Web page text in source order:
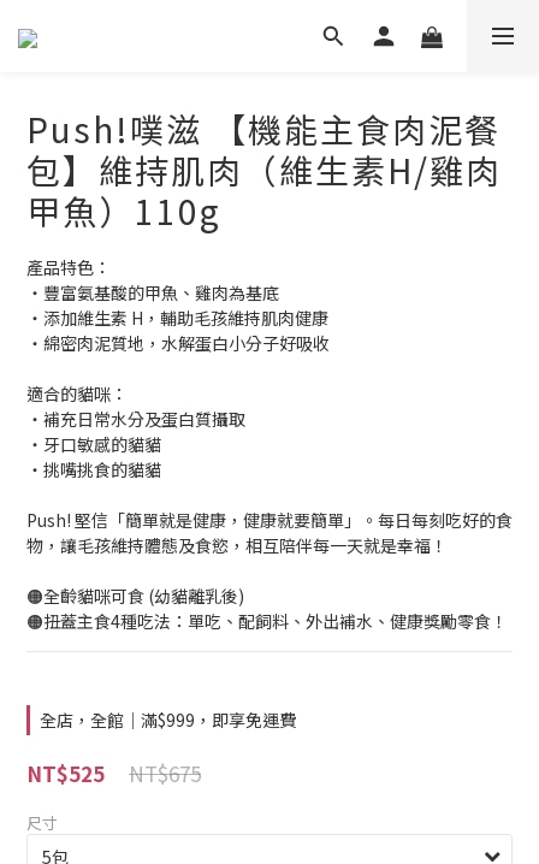
Push!噗滋 【機能主食肉泥餐
包】維持肌肉（維生素H/雞肉
甲魚）110g
產品特色：
・豐富氨基酸的甲魚、雞肉為基底
・添加維生素 H，輔助毛孩維持肌肉健康
・綿密肉泥質地，水解蛋白小分子好吸收
適合的貓咪：
・補充日常水分及蛋白質攝取
・牙口敏感的貓貓
・挑嘴挑食的貓貓
Push! 堅信「簡單就是健康，健康就要簡單」。每日每刻吃好的食
物，讓毛孩維持體態及食慾，相互陪伴每一天就是幸福！
🟠全齡貓咪可食 (幼貓離乳後)
🟠扭蓋主食4種吃法：單吃、配飼料、外出補水、健康獎勵零食！
全店，全館｜滿$999，即享免運費
NT$675
NT$525
尺寸